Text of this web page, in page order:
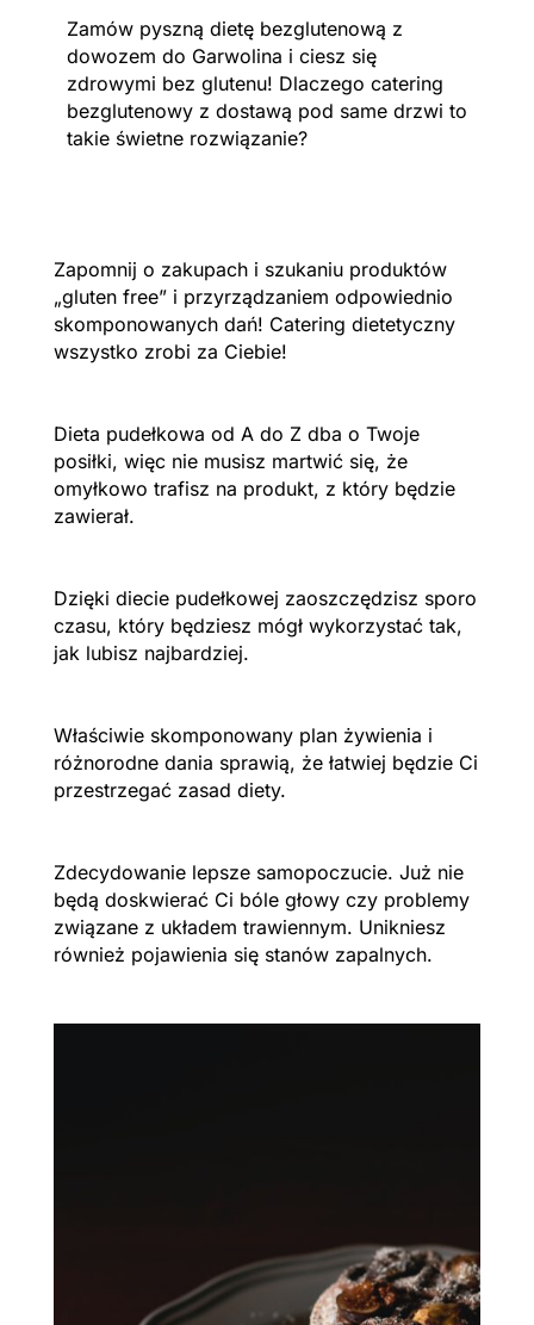
Zamów pyszną dietę bezglutenową z
dowozem do Garwolina i ciesz się
zdrowymi bez glutenu! Dlaczego catering
bezglutenowy z dostawą pod same drzwi to
takie świetne rozwiązanie?
Zapomnij o zakupach i szukaniu produktów
„gluten free” i przyrządzaniem odpowiednio
skomponowanych dań! Catering dietetyczny
wszystko zrobi za Ciebie!
Dieta pudełkowa od A do Z dba o Twoje
posiłki, więc nie musisz martwić się, że
omyłkowo trafisz na produkt, z który będzie
zawierał.
Dzięki diecie pudełkowej zaoszczędzisz sporo
czasu, który będziesz mógł wykorzystać tak,
jak lubisz najbardziej.
Właściwie skomponowany plan żywienia i
różnorodne dania sprawią, że łatwiej będzie Ci
przestrzegać zasad diety.
Zdecydowanie lepsze samopoczucie. Już nie
będą doskwierać Ci bóle głowy czy problemy
związane z układem trawiennym. Unikniesz
również pojawienia się stanów zapalnych.